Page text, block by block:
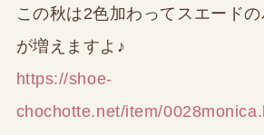
この秋は2色加わってスエード
が増えますよ♪
https://shoe-
chochotte.net/item/